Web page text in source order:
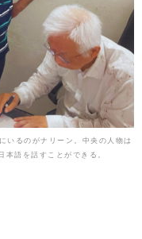
いるのがナリーン。中央の人物は
語を話すことができる。